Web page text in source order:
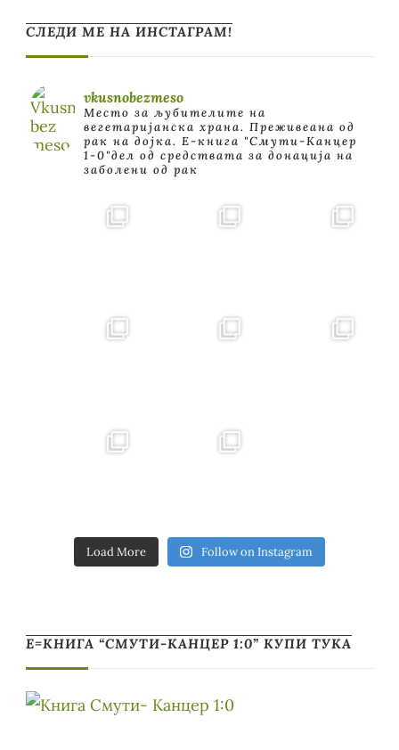
СЛЕДИ МЕ НА ИНСТАГРАМ!
vkusnobezmeso
Место за љубителите на
вегетаријанска храна. Преживеана од
рак на дојка. E-книга "Смути-Канцер
1-0"дел од средствата за донација на
заболени од рак
Load More Follow on Instagram
Е=КНИГА “СМУТИ-КАНЦЕР 1:0” КУПИ ТУКА